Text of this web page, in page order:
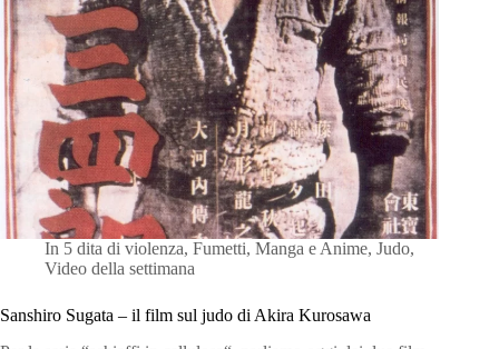
In 5 dita di violenza,Fumetti, Manga e Anime,Judo,
Video della settimana
Sanshiro Sugata – il film sul judo di Akira Kurosawa